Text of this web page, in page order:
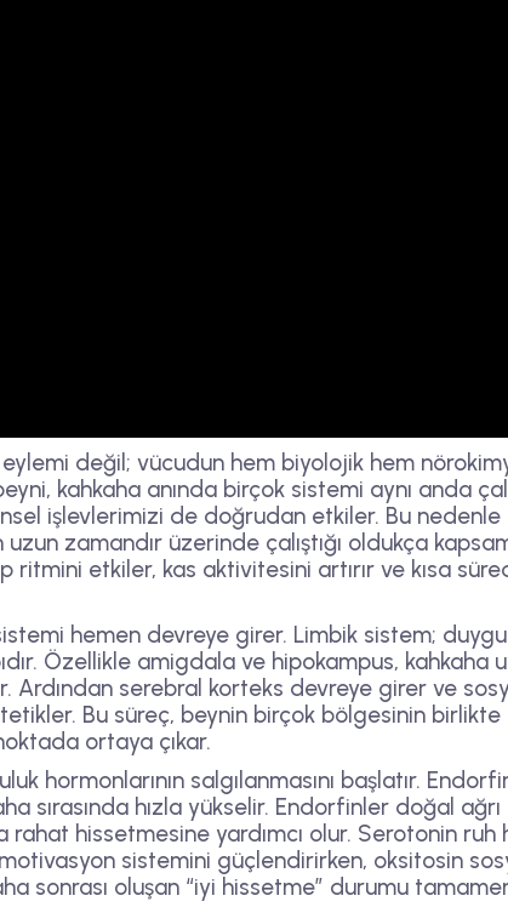
eylemi değil; vücudun hem biyolojik hem
kahkaha anında birçok sistemi aynı anda
işlevlerimizi de doğrudan etkiler. Bu nedenle
zamandır üzerinde çalıştığı oldukça
ritmini etkiler, kas aktivitesini artırır ve kısa
hemen devreye girer. Limbik sistem;
Özellikle amigdala ve hipokampus, kahkaha
Ardından serebral korteks devreye girer ve
Bu süreç, beynin birçok bölgesinin birlikte
ortaya çıkar.
hormonlarının salgılanmasını başlatır.
sırasında hızla yükselir. Endorfinler doğal ağrı
hissetmesine yardımcı olur. Serotonin ruh
sistemini güçlendirirken, oksitosin
sonrası oluşan “iyi hissetme” durumu